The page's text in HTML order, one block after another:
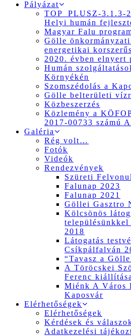
Pályázat
TOP_PLUSZ-3.1.3-
Helyi humán
Magyar Falu
Gölle
energetikai
2020. évben elnyert
Humán
Környékén
Szomszédolás a
Gölle belterületi
Közbeszerzés
Közlemény a
2017-00733 számú
Galéria
Rég volt…
Fotók
Videók
Rendezvények
Szüreti
Falunap 2023
Falunap 2021
Göllei Gasztro
Kölcsönös
2018
Látogatás
Csíkpálfalván
“Tavasz a
A Töröcskei
Ferenc
Miénk A Város
Kaposvár
Elérhetőségek
Elérhetőségek
Kérdések és
Adatkezelési